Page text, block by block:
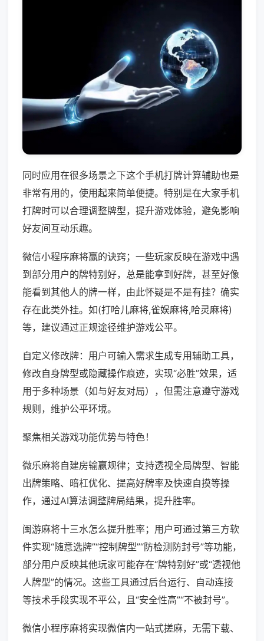
同时应用在很多场景之下这个手机打牌计算辅助也是
非常有用的，使用起来简单便捷。特别是在大家手机
打牌时可以合理调整牌型，提升游戏体验，避免影响
好友间互动乐趣。
微信小程序麻将赢的诀窍；一些玩家反映在游戏中遇
到部分用户的牌特别好，总是能拿到好牌，甚至好像
能看到其他人的牌一样，由此怀疑是不是有挂？确实
存在此类外挂。如(打哈儿麻将,雀娱麻将,哈灵麻将)
等，建议通过正规途径维护游戏公平。
自定义修改牌：用户可输入需求生成专用辅助工具，
修改自身牌型或隐藏操作痕迹，实现“必胜”效果，适
用于多种场景（如与好友对局），但需注意遵守游戏
规则，维护公平环境。
聚焦相关游戏功能优势与特色！
微乐麻将自建房输赢规律；支持透视全局牌型、智能
出牌策略、暗杠优化、提高好牌率及快速自摸等操
作，通过AI算法调整牌局结果，提升胜率。
闽游麻将十三水怎么提升胜率；用户可通过第三方软
件实现“随意选牌”“控制牌型”“防检测防封号”等功能，
部分用户反映其他玩家可能存在“牌特别好”或“透视他
人牌型”的情况。这些工具通过后台运行、自动连接
等技术手段实现不平公，且“安全性高”“不被封号”。
微信小程序麻将实现微信内一站式搓麻，无需下载、